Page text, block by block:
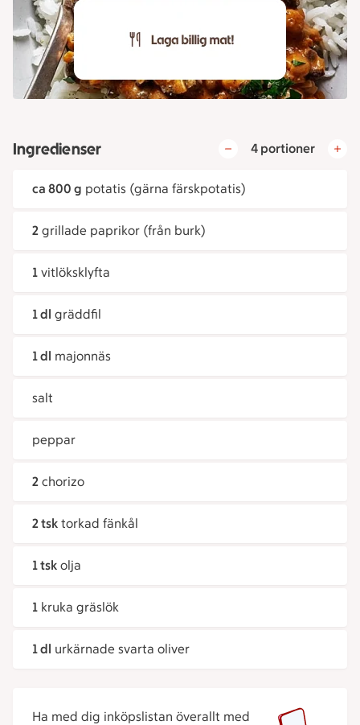
Ingredienser 4 portioner
ca 800 g potatis (gärna färskpotatis)
2 grillade paprikor (från burk)
1 vitlöksklyfta
1 dl gräddfil
1 dl majonnäs
salt
peppar
2 chorizo
2 tsk torkad fänkål
1 tsk olja
1 kruka gräslök
1 dl urkärnade svarta oliver
Ha med dig inköpslistan överallt med